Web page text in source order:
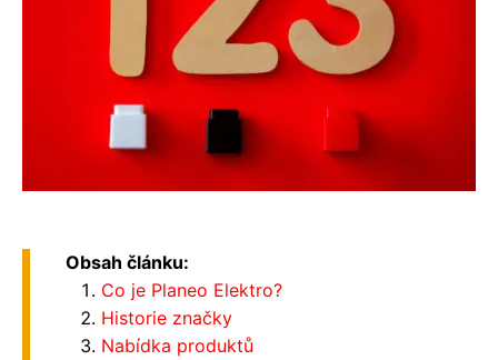
Obsah článku:
Co je Planeo Elektro?
Historie značky
Nabídka produktů